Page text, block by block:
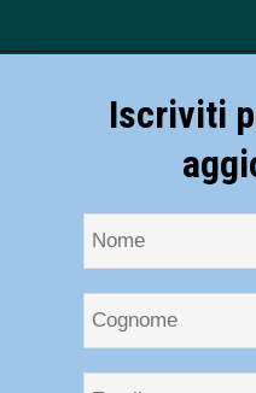
Iscriviti